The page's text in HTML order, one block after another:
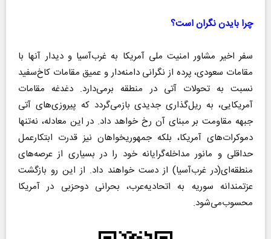
چرا بایدن نگران است؟
سفر اخیر مشاور امنیت ملی آمریکا به غرب‌آسیا و دیدار آنها با
مقامات سعودی، پرده از نگرانی دامنه‌دار و عمیق مقامات کاخ‌سفید
نسبت به تحولات آتی در منطقه برمی‌دارد. دغدغه مقامات
آمریکایی، به ریل‌گذاری جدیدی بازمی‌گردد که پیروزی‌های آتی
جبهه مقاومت بر مبنای آن رخ خواهد داد. در این معادله، نه‌تنها
دموکرات‌های آمریکا، بلکه جمهوریخواهان نیز قدرت ابتکارعمل
حداقلی و مانور مداخله‌گرایانه خود را در بسیاری از عرصه‌های
منطقه‌ای(در غرب‌آسیا) از دست خواهند داد. از این رو بازگشت
عزتمندانه سوریه به اتحادیه‌عرب، بحرانی دوحزبی در آمریکا
محسوب‌می‌شود.